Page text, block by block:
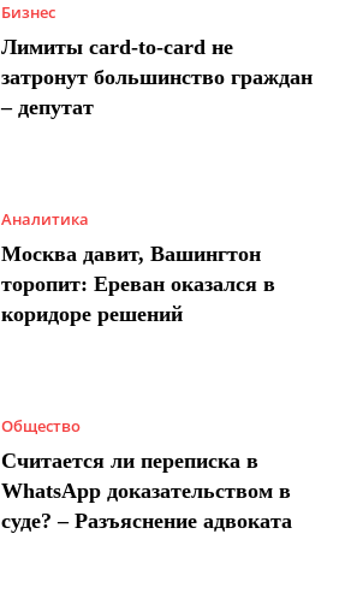
Бизнес
Лимиты card-to-card не
затронут большинство граждан
– депутат
Аналитика
Москва давит, Вашингтон
торопит: Ереван оказался в
коридоре решений
Общество
Считается ли переписка в
WhatsApp доказательством в
суде? – Разъяснение адвоката